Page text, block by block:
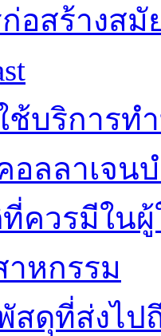
อสร้างสมั
ช้บริการ
อลลาเจน
วรมีในผู้
หกรรม
สดุที่ส่งไ